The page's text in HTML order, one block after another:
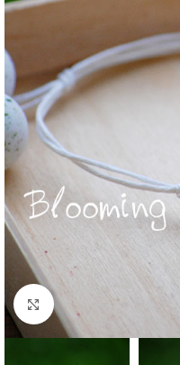
Click to enlarge